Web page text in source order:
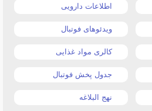
اطلاعات دارویی
ویدئوهای فوتبال
کالری مواد غذایی
جدول پخش فوتبال
نهج البلاغه